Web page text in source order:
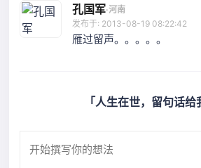
孔国军·河南
发布于: 2013-08-19 08:22:42
雁过留声。。。。。
「人生在世，留句话给